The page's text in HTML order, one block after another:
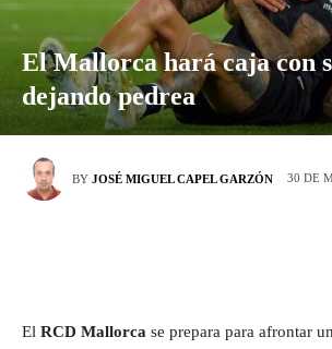
El Mallorca hará caja con
dejando pedrea
BY JOSÉ MIGUEL CAPEL GARZÓN 30 DE
El RCD Mallorca se prepara para afrontar